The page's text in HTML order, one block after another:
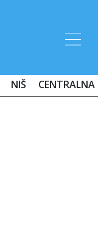
NIŠ CENTRALNA